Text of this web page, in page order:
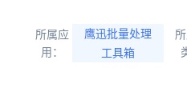
所属应
用：
鹰迅批量处理
工具箱